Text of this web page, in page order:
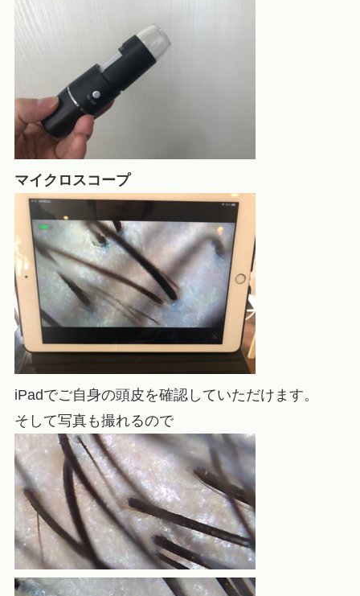
マイクロスコープ
iPadでご自身の頭皮を確認していただけます。
そして写真も撮れるので